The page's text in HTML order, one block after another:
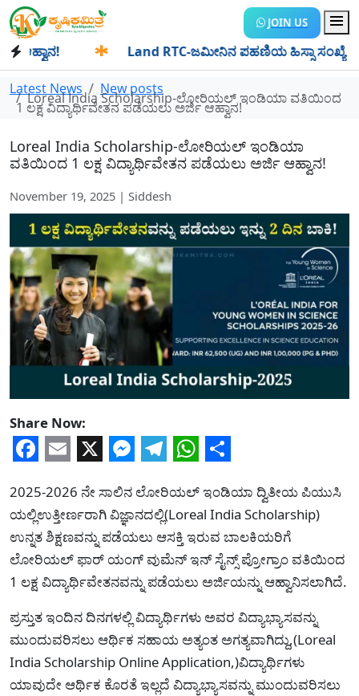
JOIN US
Land RTC-ಜಮೀನಿನ ಪಹಣಿಯ ಹಿಸ್ಸಾ ಸಂಖ್ಯೆ
Latest News New posts
Loreal India Scholarship-ಲೋರಿಯಲ್ ಇಂಡಿಯಾ ವತಿಯಿಂದ
1 ಲಕ್ಷ ವಿದ್ಯಾರ್ಥಿವೇತನ ಪಡೆಯಲು ಅರ್ಜಿ ಆಹ್ವಾನ!
Loreal India Scholarship-ಲೋರಿಯಲ್ ಇಂಡಿಯಾ
ವತಿಯಿಂದ 1 ಲಕ್ಷ ವಿದ್ಯಾರ್ಥಿವೇತನ ಪಡೆಯಲು ಅರ್ಜಿ ಆಹ್ವಾನ!
November 19, 2025 | Siddesh
Share Now:
Facebook
Email
X Messenger
Telegram
WhatsApp
Share
2025-2026 ನೇ ಸಾಲಿನ ಲೋರಿಯಲ್ ಇಂಡಿಯಾ ದ್ವಿತೀಯ ಪಿಯುಸಿ
ಯಲ್ಲಿಉತ್ತೀರ್ಣರಾಗಿ ವಿಜ್ಞಾನದಲ್ಲಿ(Loreal India Scholarship)
ಉನ್ನತ ಶಿಕ್ಷಣವನ್ನು ಪಡೆಯಲು ಆಸಕ್ತಿ ಇರುವ ಬಾಲಕಿಯರಿಗೆ
ಲೋರಿಯಲ್ ಫಾರ್ ಯಂಗ್ ವುಮೆನ್ ಇನ್ ಸೈನ್ಸ್ ಪ್ರೋಗ್ರಾಂ ವತಿಯಿಂದ
1 ಲಕ್ಷ ವಿದ್ಯಾರ್ಥಿವೇತನವನ್ನು ಪಡೆಯಲು ಅರ್ಜಿಯನ್ನು ಆಹ್ವಾನಿಸಲಾಗಿದೆ.
ಪ್ರಸ್ತುತ ಇಂದಿನ ದಿನಗಳಲ್ಲಿ ವಿದ್ಯಾರ್ಥಿಗಳು ಅವರ ವಿದ್ಯಾಭ್ಯಾಸವನ್ನು
ಮುಂದುವರಿಸಲು ಆರ್ಥಿಕ ಸಹಾಯ ಅತ್ಯಂತ ಅಗತ್ಯವಾಗಿದ್ದು,(Loreal
India Scholarship Online Application,)ವಿದ್ಯಾರ್ಥಿಗಳು
ಯಾವುದೇ ಆರ್ಥಿಕ ಕೊರತೆ ಇಲ್ಲದೆ ವಿದ್ಯಾಭ್ಯಾಸವನ್ನು ಮುಂದುವರಿಸಲು